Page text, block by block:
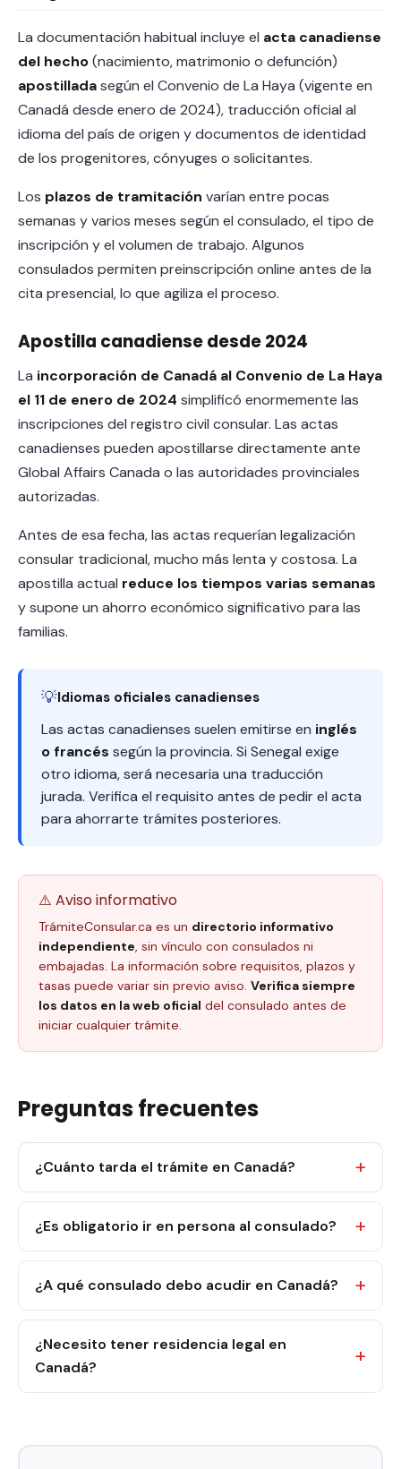
La documentación habitual incluye el acta canadiense
del hecho(nacimiento, matrimonio o defunción)
apostilladasegún el Convenio de La Haya (vigente en
Canadá desde enero de 2024), traducción oficial al
idioma del país de origen y documentos de identidad
de los progenitores, cónyuges o solicitantes.
Los plazos de tramitación varían entre pocas
semanas y varios meses según el consulado, el tipo de
inscripción y el volumen de trabajo. Algunos
consulados permiten preinscripción online antes de la
cita presencial, lo que agiliza el proceso.
Apostilla canadiense desde 2024
La incorporación de Canadá al Convenio de La Haya
el 11 de enero de 2024 simplificó enormemente las
inscripciones del registro civil consular. Las actas
canadienses pueden apostillarse directamente ante
Global Affairs Canada o las autoridades provinciales
autorizadas.
Antes de esa fecha, las actas requerían legalización
consular tradicional, mucho más lenta y costosa. La
apostilla actual reduce los tiempos varias semanas
y supone un ahorro económico significativo para las
familias.
💡Idiomas oficiales canadienses
Las actas canadienses suelen emitirse en inglés
o francés según la provincia. Si Senegal exige
otro idioma, será necesaria una traducción
jurada. Verifica el requisito antes de pedir el acta
para ahorrarte trámites posteriores.
⚠️ Aviso informativo
TrámiteConsular.ca es un directorio informativo
independiente, sin vínculo con consulados ni
embajadas. La información sobre requisitos, plazos y
tasas puede variar sin previo aviso. Verifica siempre
los datos en la web oficial del consulado antes de
iniciar cualquier trámite.
Preguntas frecuentes
¿Cuánto tarda el trámite en Canadá?
¿Es obligatorio ir en persona al consulado?
¿A qué consulado debo acudir en Canadá?
¿Necesito tener residencia legal en
Canadá?